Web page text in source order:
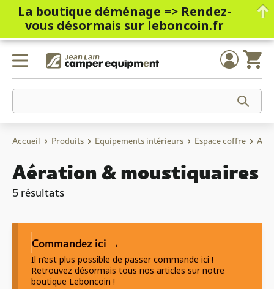
Skip
content
Accueil Produits Equipements intérieurs Espace coffre
Aération & moustiquaires
5 résultats
Commandez ici →
Il n’est plus possible de passer commande ici !
Retrouvez désormais tous nos articles sur notre
boutique Leboncoin !
La boutique déménage =>Rendez-
vous désormais sur leboncoin.fr